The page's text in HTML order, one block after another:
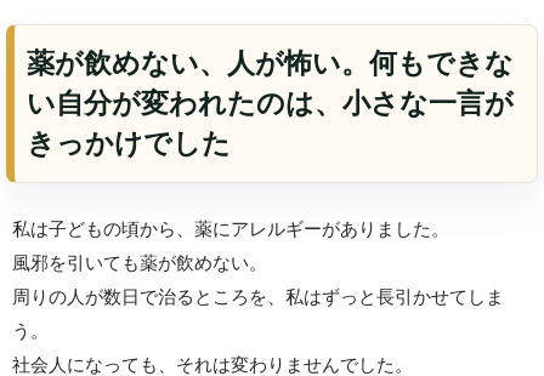
薬が飲めない、人が怖い。何もできな
い自分が変われたのは、小さな一言が
きっかけでした
私は子どもの頃から、薬にアレルギーがありました。
風邪を引いても薬が飲めない。
周りの人が数日で治るところを、私はずっと長引かせてしま
う。
社会人になっても、それは変わりませんでした。